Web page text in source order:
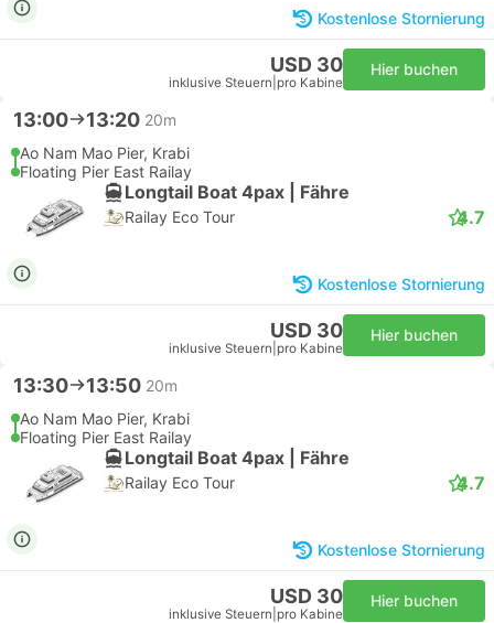
Kostenlose Stornierung
USD 30
inklusive Steuern pro Kabine
Hier buchen
13:00 13:20 20m
Ao Nam Mao Pier, Krabi
Floating Pier East Railay
Longtail Boat 4pax | Fähre
Railay Eco Tour 4.7
Kostenlose Stornierung
USD 30
inklusive Steuern pro Kabine
Hier buchen
13:30 13:50 20m
Ao Nam Mao Pier, Krabi
Floating Pier East Railay
Longtail Boat 4pax | Fähre
Railay Eco Tour 4.7
Kostenlose Stornierung
USD 30
inklusive Steuern pro Kabine
Hier buchen